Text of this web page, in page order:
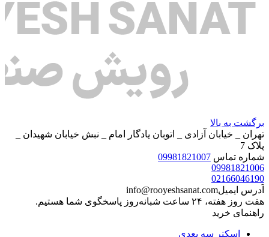
برگشت به بالا
تهران _ خیابان آزادی _ اتوبان یادگار امام _ نبش خیابان شهیدان _
پلاک 7
شماره تماس 09981821007
09981821006
02166046190
آدرس ایمیلinfo@rooyeshsanat.com
هفت روز هفته، ۲۴ ساعت شبانه‌روز پاسخگوی شما هستیم.
راهنمای خرید
اسکنر سه بعدی